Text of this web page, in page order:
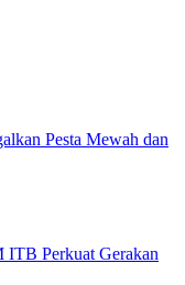
Pesta Mewah dan
ITB Perkuat Gerakan